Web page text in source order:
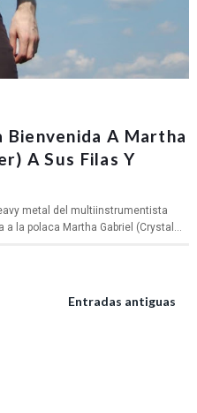
Bienvenida A Martha
A Sus Filas Y
metal del multiinstrumentista
a la polaca Martha Gabriel (Crystal...
Entradas antiguas